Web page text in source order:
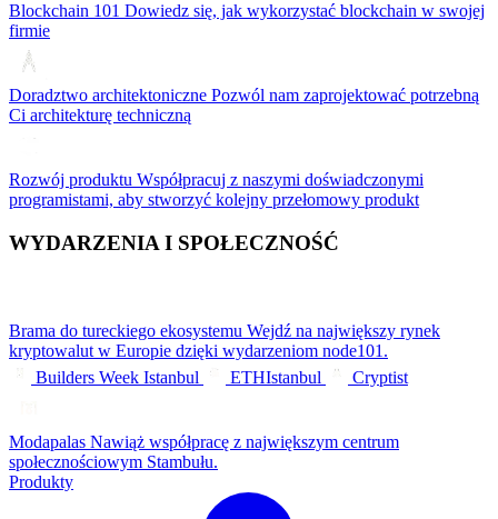
Blockchain 101 Dowiedz się, jak wykorzystać blockchain w swojej
firmie
Doradztwo architektoniczne Pozwól nam zaprojektować potrzebną
Ci architekturę techniczną
Rozwój produktu Współpracuj z naszymi doświadczonymi
programistami, aby stworzyć kolejny przełomowy produkt
WYDARZENIA I SPOŁECZNOŚĆ
Brama do tureckiego ekosystemu Wejdź na największy rynek
kryptowalut w Europie dzięki wydarzeniom node101.
Builders Week Istanbul
ETHIstanbul Cryptist
Modapalas Nawiąż współpracę z największym centrum
społecznościowym Stambułu.
Produkty